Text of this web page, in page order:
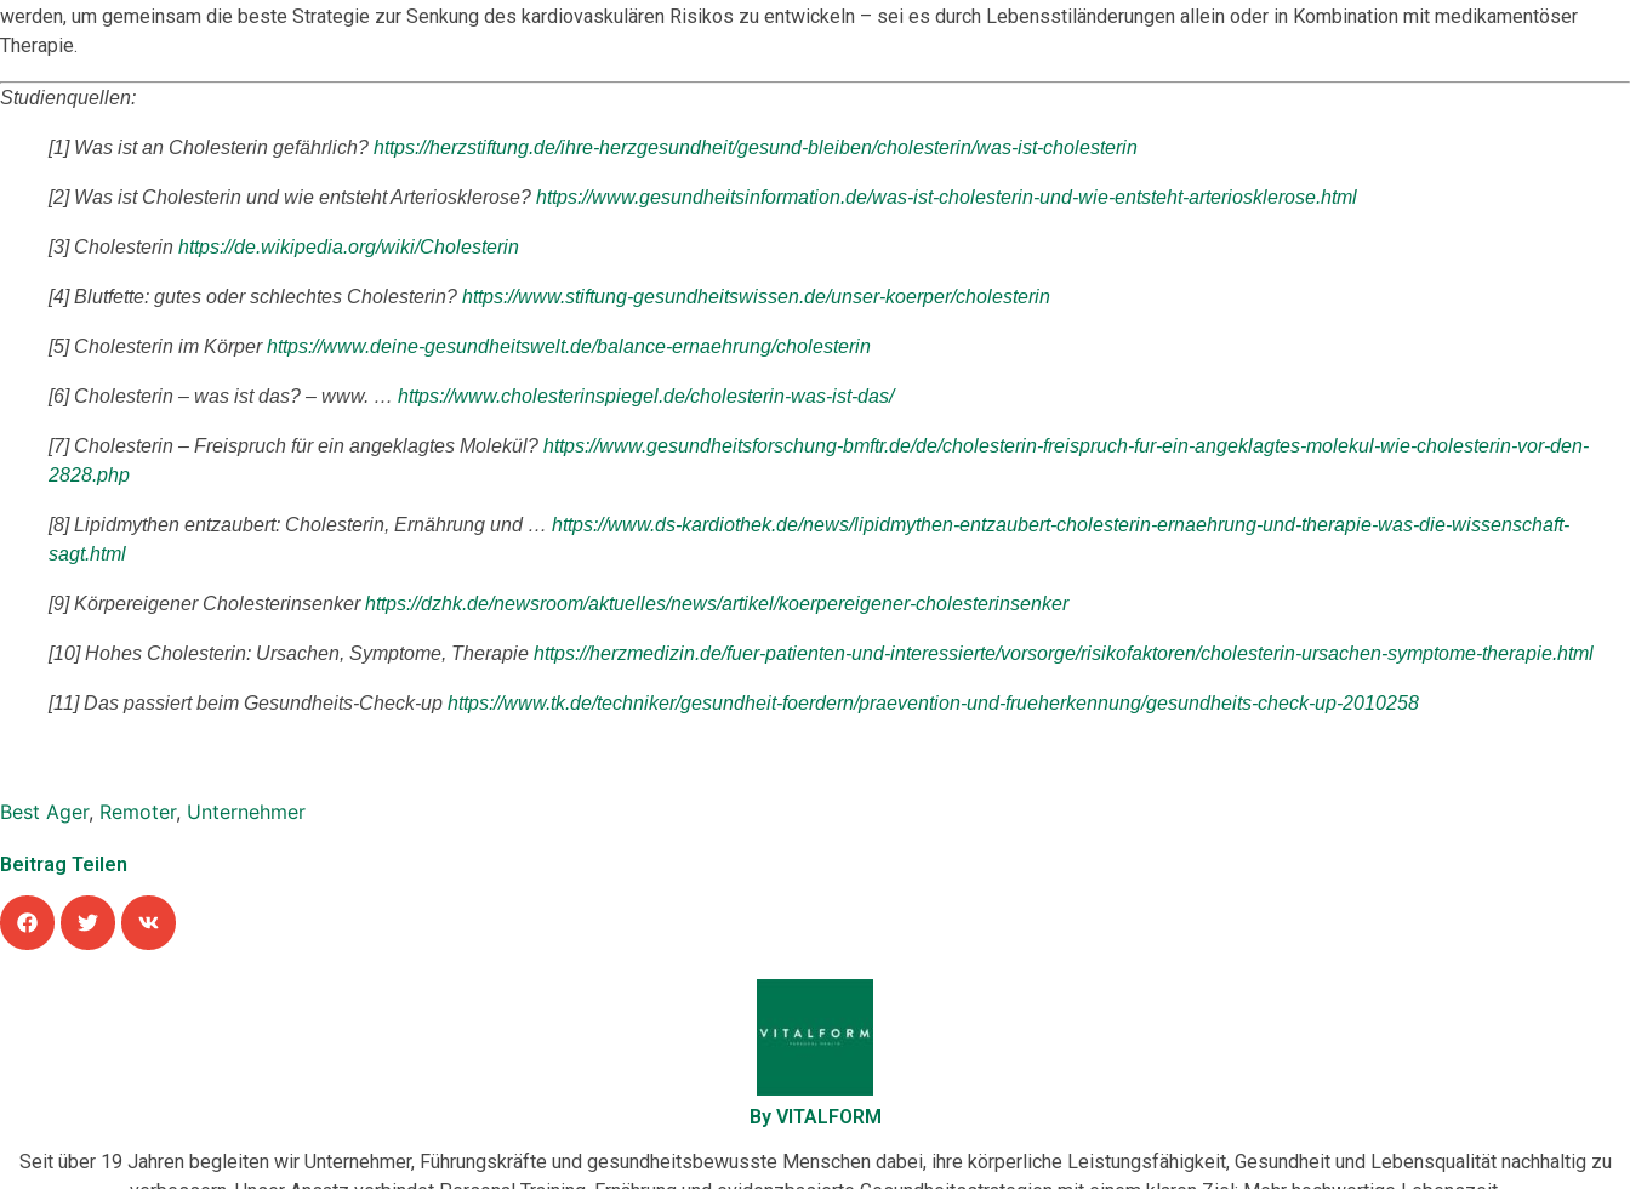
werden, um gemeinsam die beste Strategie zur Senkung des kardiovaskulären Risikos zu entwickeln – sei es durch Lebensstiländerungen allein oder in Kombination mit medikamentöser
Therapie.
Studienquellen:
[1] Was ist an Cholesterin gefährlich? https://herzstiftung.de/ihre-herzgesundheit/gesund-bleiben/cholesterin/was-ist-cholesterin
[2] Was ist Cholesterin und wie entsteht Arteriosklerose? https://www.gesundheitsinformation.de/was-ist-cholesterin-und-wie-entsteht-arteriosklerose.html
[3] Cholesterin https://de.wikipedia.org/wiki/Cholesterin
[4] Blutfette: gutes oder schlechtes Cholesterin? https://www.stiftung-gesundheitswissen.de/unser-koerper/cholesterin
[5] Cholesterin im Körperhttps://www.deine-gesundheitswelt.de/balance-ernaehrung/cholesterin
[6] Cholesterin – was ist das? – www. … https://www.cholesterinspiegel.de/cholesterin-was-ist-das/
[7] Cholesterin – Freispruch für ein angeklagtes Molekül? https://www.gesundheitsforschung-bmftr.de/de/cholesterin-freispruch-fur-ein-angeklagtes-molekul-wie-cholesterin-vor-den-
2828.php
[8] Lipidmythen entzaubert: Cholesterin, Ernährung und … https://www.ds-kardiothek.de/news/lipidmythen-entzaubert-cholesterin-ernaehrung-und-therapie-was-die-wissenschaft-
sagt.html
[9] Körpereigener Cholesterinsenkerhttps://dzhk.de/newsroom/aktuelles/news/artikel/koerpereigener-cholesterinsenker
[10] Hohes Cholesterin: Ursachen, Symptome, Therapie https://herzmedizin.de/fuer-patienten-und-interessierte/vorsorge/risikofaktoren/cholesterin-ursachen-symptome-therapie.html
[11] Das passiert beim Gesundheits-Check-up https://www.tk.de/techniker/gesundheit-foerdern/praevention-und-frueherkennung/gesundheits-check-up-2010258
Best Ager, Remoter, Unternehmer
Beitrag Teilen
By VITALFORM
Seit über 19 Jahren begleiten wir Unternehmer, Führungskräfte und gesundheitsbewusste Menschen dabei, ihre körperliche Leistungsfähigkeit, Gesundheit und Lebensqualität nachhaltig zu